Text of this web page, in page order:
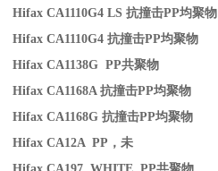
Hifax CA1110G4 LS抗撞击PP均聚物
Hifax CA1110G4抗撞击PP均聚物
Hifax CA1138G PP共聚物
Hifax CA1168A抗撞击PP均聚物
Hifax CA1168G抗撞击PP均聚物
Hifax CA12A PP ，未